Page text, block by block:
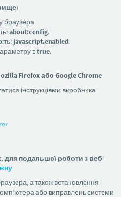
браузера.
about:config.
javascript.enabled.
вtrue.
Firefox або Google Chrome
інструкціями виробника
для подальшої роботи з веб-
а також встановлення
або виправлень системи